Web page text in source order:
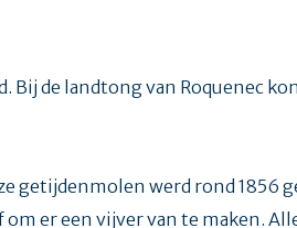
Bij de landtong van Roquenec
getijdenmolen werd rond 1856
er een vijver van te maken.